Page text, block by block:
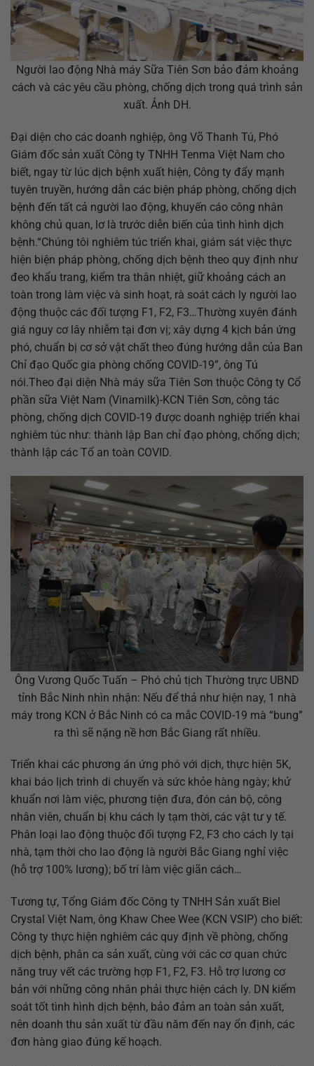
Người lao động Nhà máy Sữa Tiên Sơn bảo đảm khoảng
cách và các yêu cầu phòng, chống dịch trong quá trình sản
xuất. Ảnh DH.
Đại diện cho các doanh nghiệp, ông Võ Thanh Tú, Phó
Giám đốc sản xuất Công ty TNHH Tenma Việt Nam cho
biết, ngay từ lúc dịch bệnh xuất hiện, Công ty đẩy mạnh
tuyên truyền, hướng dẫn các biện pháp phòng, chống dịch
bệnh đến tất cả người lao động, khuyến cáo công nhân
không chủ quan, lơ là trước diễn biến của tình hình dịch
bệnh.“Chúng tôi nghiêm túc triển khai, giám sát việc thực
hiện biện pháp phòng, chống dịch bệnh theo quy định như
đeo khẩu trang, kiểm tra thân nhiệt, giữ khoảng cách an
toàn trong làm việc và sinh hoạt, rà soát cách ly người lao
động thuộc các đối tượng F1, F2, F3…Thường xuyên đánh
giá nguy cơ lây nhiễm tại đơn vị; xây dựng 4 kịch bản ứng
phó, chuẩn bị cơ sở vật chất theo đúng hướng dẫn của Ban
Chỉ đạo Quốc gia phòng chống COVID-19”, ông Tú
nói.Theo đại diện Nhà máy sữa Tiên Sơn thuộc Công ty Cổ
phần sữa Việt Nam (Vinamilk)-KCN Tiên Sơn, công tác
phòng, chống dịch COVID-19 được doanh nghiệp triển khai
nghiêm túc như: thành lập Ban chỉ đạo phòng, chống dịch;
thành lập các Tổ an toàn COVID.
Ông Vương Quốc Tuấn – Phó chủ tịch Thường trực UBND
tỉnh Bắc Ninh nhìn nhận: Nếu để thả như hiện nay, 1 nhà
máy trong KCN ở Bắc Ninh có ca mắc COVID-19 mà “bung”
ra thì sẽ nặng nề hơn Bắc Giang rất nhiều.
Triển khai các phương án ứng phó với dịch, thực hiện 5K,
khai báo lịch trình di chuyển và sức khỏe hàng ngày; khử
khuẩn nơi làm việc, phương tiện đưa, đón cán bộ, công
nhân viên, chuẩn bị khu cách ly tạm thời, các vật tư y tế.
Phân loại lao động thuộc đối tượng F2, F3 cho cách ly tại
nhà, tạm thời cho lao động là người Bắc Giang nghỉ việc
(hỗ trợ 100% lương); bố trí làm việc giãn cách…
Tương tự, Tổng Giám đốc Công ty TNHH Sản xuất Biel
Crystal Việt Nam, ông Khaw Chee Wee (KCN VSIP) cho biết:
Công ty thực hiện nghiêm các quy định về phòng, chống
dịch bệnh, phân ca sản xuất, cùng với các cơ quan chức
năng truy vết các trường hợp F1, F2, F3. Hỗ trợ lương cơ
bản với những công nhân phải thực hiện cách ly. DN kiểm
soát tốt tình hình dịch bệnh, bảo đảm an toàn sản xuất,
nên doanh thu sản xuất từ đầu năm đến nay ổn định, các
đơn hàng giao đúng kế hoạch.